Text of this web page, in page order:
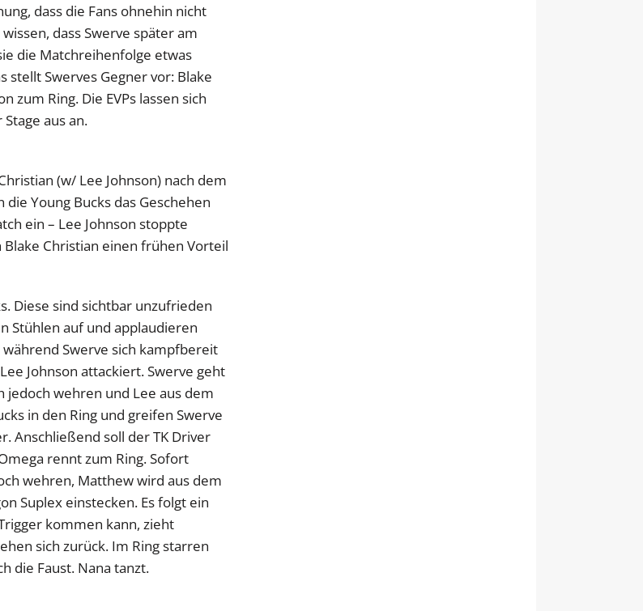
dass die Fans ohnehin nicht
dass Swerve später am
die Matchreihenfolge etwas
stellt Swerves Gegner vor: Blake
zum Ring. Die EVPs lassen sich
aus an.
(w/ Lee Johnson) nach dem
Young Bucks das Geschehen
ein – Lee Johnson stoppte
Christian einen frühen Vorteil
Diese sind sichtbar unzufrieden
Stühlen auf und applaudieren
Swerve sich kampfbereit
Johnson attackiert. Swerve geht
jedoch wehren und Lee aus dem
in den Ring und greifen Swerve
Anschließend soll der TK Driver
rennt zum Ring. Sofort
wehren, Matthew wird aus dem
Suplex einstecken. Es folgt ein
kommen kann, zieht
sich zurück. Im Ring starren
die Faust. Nana tanzt.